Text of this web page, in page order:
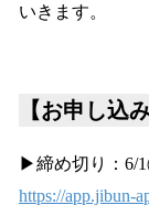
いきます。
【お申し込み
▶締め切り：6/1
https://app.jibun-